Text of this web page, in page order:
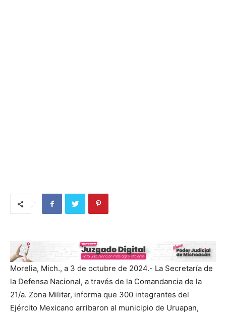
Morelia, Mich., a 3 de octubre de 2024.- La Secretaría de
la Defensa Nacional, a través de la Comandancia de la
21/a. Zona Militar, informa que 300 integrantes del
Ejército Mexicano arribaron al municipio de Uruapan,